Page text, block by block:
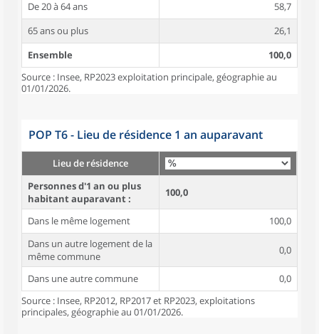
De 20 à 64 ans
58,7
65 ans ou plus
26,1
Ensemble
100,0
Source : Insee, RP2023 exploitation principale, géographie au
01/01/2026.
POP T6 - Lieu de résidence 1 an auparavant
Lieu de résidence
Personnes d'1 an ou plus
habitant auparavant :
100,0
Dans le même logement
100,0
Dans un autre logement de la
même commune
0,0
Dans une autre commune
0,0
Source : Insee, RP2012, RP2017 et RP2023, exploitations
principales, géographie au 01/01/2026.